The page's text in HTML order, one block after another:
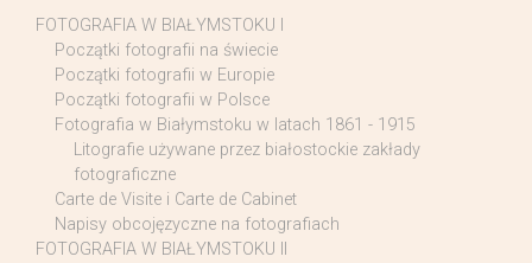
FOTOGRAFIA W BIAŁYMSTOKU I
Początki fotografii na świecie
Początki fotografii w Europie
Początki fotografii w Polsce
Fotografia w Białymstoku w latach 1861 - 1915
Litografie używane przez białostockie zakłady
fotograficzne
Carte de Visite i Carte de Cabinet
Napisy obcojęzyczne na fotografiach
FOTOGRAFIA W BIAŁYMSTOKU II